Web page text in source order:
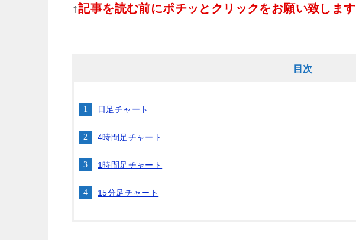
↑記事を読む前にポチッとクリックをお願い致します
目次
日足チャート
4時間足チャート
1時間足チャート
15分足チャート